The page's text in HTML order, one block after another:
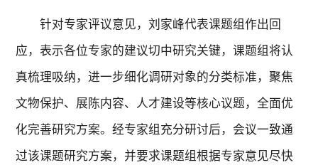
针对专家评议意见，刘家峰代表课题组作出回
应，表示各位专家的建议切中研究关键，课题组将认
真梳理吸纳，进一步细化调研对象的分类标准，聚焦
文物保护、展陈内容、人才建设等核心议题，全面优
化完善研究方案。经专家组充分研讨后，会议一致通
过该课题研究方案，并要求课题组根据专家意见尽快